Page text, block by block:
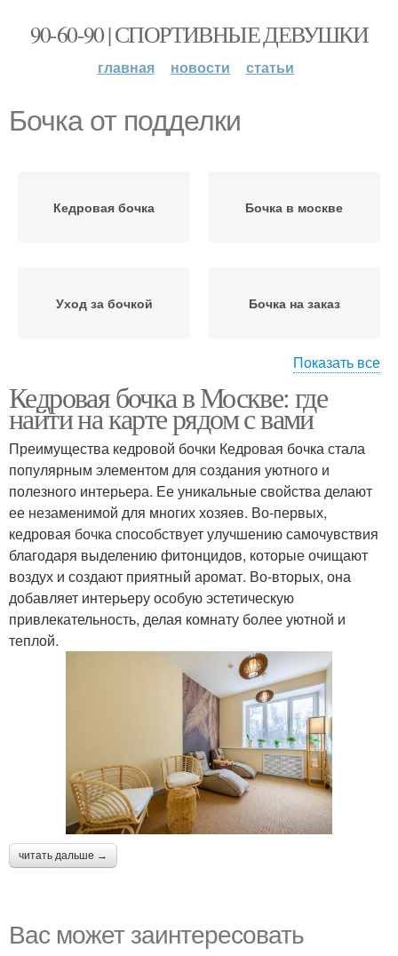
90-60-90 | СПОРТИВНЫЕ ДЕВУШКИ
главная новости статьи
Бочка от подделки
Кедровая бочка Бочка в москве
Уход за бочкой Бочка на заказ
Бочки в москве Бочки для здоровья
Бочки по сравнению
Показать все
Кедровая бочка в Москве: где
найти на карте рядом с вами
Преимущества кедровой бочки Кедровая бочка стала
популярным элементом для создания уютного и
полезного интерьера. Ее уникальные свойства делают
ее незаменимой для многих хозяев. Во-первых,
кедровая бочка способствует улучшению самочувствия
благодаря выделению фитонцидов, которые очищают
воздух и создают приятный аромат. Во-вторых, она
добавляет интерьеру особую эстетическую
привлекательность, делая комнату более уютной и
теплой.
читать дальше →
Вас может заинтересовать